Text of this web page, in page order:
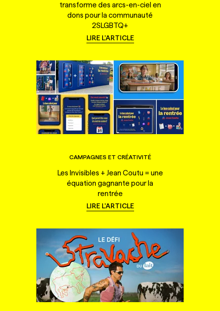
transforme des arcs-en-ciel en
dons pour la communauté
2SLGBTQ+
LIRE L'ARTICLE
CAMPAGNES ET CRÉATIVITÉ
Les Invisibles + Jean Coutu = une
équation gagnante pour la
rentrée
LIRE L'ARTICLE